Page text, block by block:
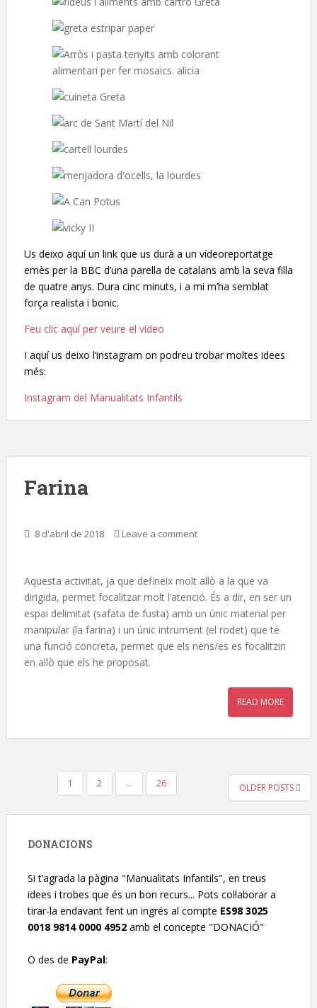
Us deixo aquí un link que us durà a un vídeoreportatge
emès per la BBC d’una parella de catalans amb la seva filla
de quatre anys. Dura cinc minuts, i a mi m’ha semblat
força realista i bonic.
Feu clic aquí per veure el vídeo
I aquí us deixo l’instagram on podreu trobar moltes idees
més:
Instagram del Manualitats Infantils
Farina
8 d'abril de 2018 Leave a comment
Aquesta activitat, ja que defineix molt allò a la que va
dirigida, permet focalitzar molt l’atenció. És a dir, en ser un
espai delimitat (safata de fusta) amb un únic material per
manipular (la farina) i un únic intrument (el rodet) que té
una funció concreta, permet que els nens/es es focalitzin
en allò que els he proposat.
READ MORE
NAVEGACIÓ D'ENTRADES
1 2 … 26 OLDER POSTS
DONACIONS
Si t’agrada la pàgina "Manualitats Infantils", en treus
idees i trobes que és un bon recurs... Pots col·laborar a
tirar-la endavant fent un ingrés al compte ES98 3025
0018 9814 0000 4952 amb el concepte "DONACIÓ"
O des de PayPal: